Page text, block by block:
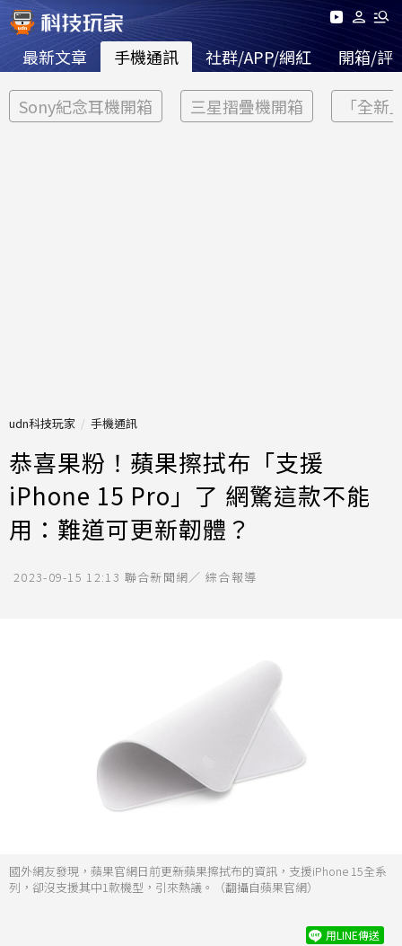
最新文章 手機通訊 社群/APP/網紅 開箱/評
Sony紀念耳機開箱 三星摺疊機開箱 「全新
udn科技玩家 手機通訊
恭喜果粉！蘋果擦拭布「支援
iPhone 15 Pro」了 網驚這款不能
用：難道可更新韌體？
2023-09-15 12:13 聯合新聞網／ 綜合報導
國外網友發現，蘋果官網日前更新蘋果擦拭布的資訊，支援iPhone 15全系
列，卻沒支援其中1款機型，引來熱議。（翻攝自蘋果官網）
用LINE傳送